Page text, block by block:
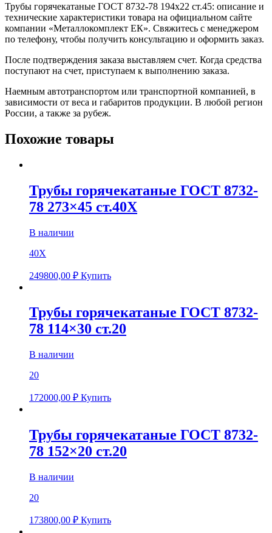
Трубы горячекатаные ГОСТ 8732-78 194x22 ст.45: описание и
технические характеристики товара на официальном сайте
компании «Металлокомплект ЕК». Свяжитесь с менеджером
по телефону, чтобы получить консультацию и оформить заказ.
После подтверждения заказа выставляем счет. Когда средства
поступают на счет, приступаем к выполнению заказа.
Наемным автотранспортом или транспортной компанией, в
зависимости от веса и габаритов продукции. В любой регион
России, а также за рубеж.
Похожие товары
Трубы горячекатаные ГОСТ 8732-
78 273×45 ст.40Х
В наличии
40Х
249800,00 ₽ Купить
Трубы горячекатаные ГОСТ 8732-
78 114×30 ст.20
В наличии
20
172000,00 ₽ Купить
Трубы горячекатаные ГОСТ 8732-
78 152×20 ст.20
В наличии
20
173800,00 ₽ Купить